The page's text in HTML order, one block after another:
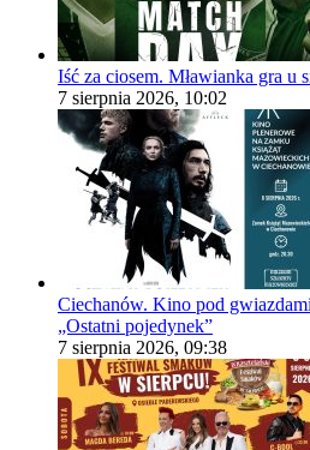
Iść za ciosem. Mławianka gra u
7 sierpnia 2026, 10:02
Ciechanów. Kino pod
„Ostatni pojedynek”
7 sierpnia 2026, 09:38